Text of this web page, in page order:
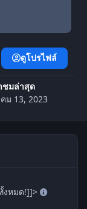
ชมล่าสุด
ม 13, 2023
ดูโปรไฟล์
งหมด!]]>